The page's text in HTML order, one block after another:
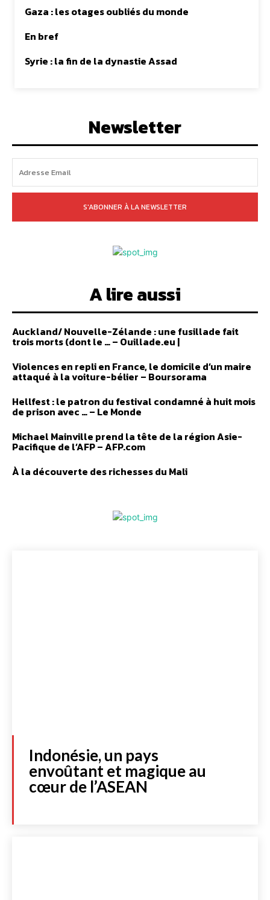
Gaza : les otages oubliés du monde
En bref
Syrie : la fin de la dynastie Assad
Newsletter
S'ABONNER À LA NEWSLETTER
A lire aussi
Auckland/ Nouvelle-Zélande : une fusillade fait
trois morts (dont le … – Ouillade.eu |
Violences en repli en France, le domicile d’un maire
attaqué à la voiture-bélier – Boursorama
Hellfest : le patron du festival condamné à huit mois
de prison avec … – Le Monde
Michael Mainville prend la tête de la région Asie-
Pacifique de l’AFP – AFP.com
À la découverte des richesses du Mali
Indonésie, un pays
envoûtant et magique au
cœur de l’ASEAN